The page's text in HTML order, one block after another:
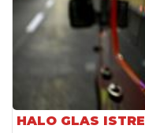
HALO GLAS ISTRE